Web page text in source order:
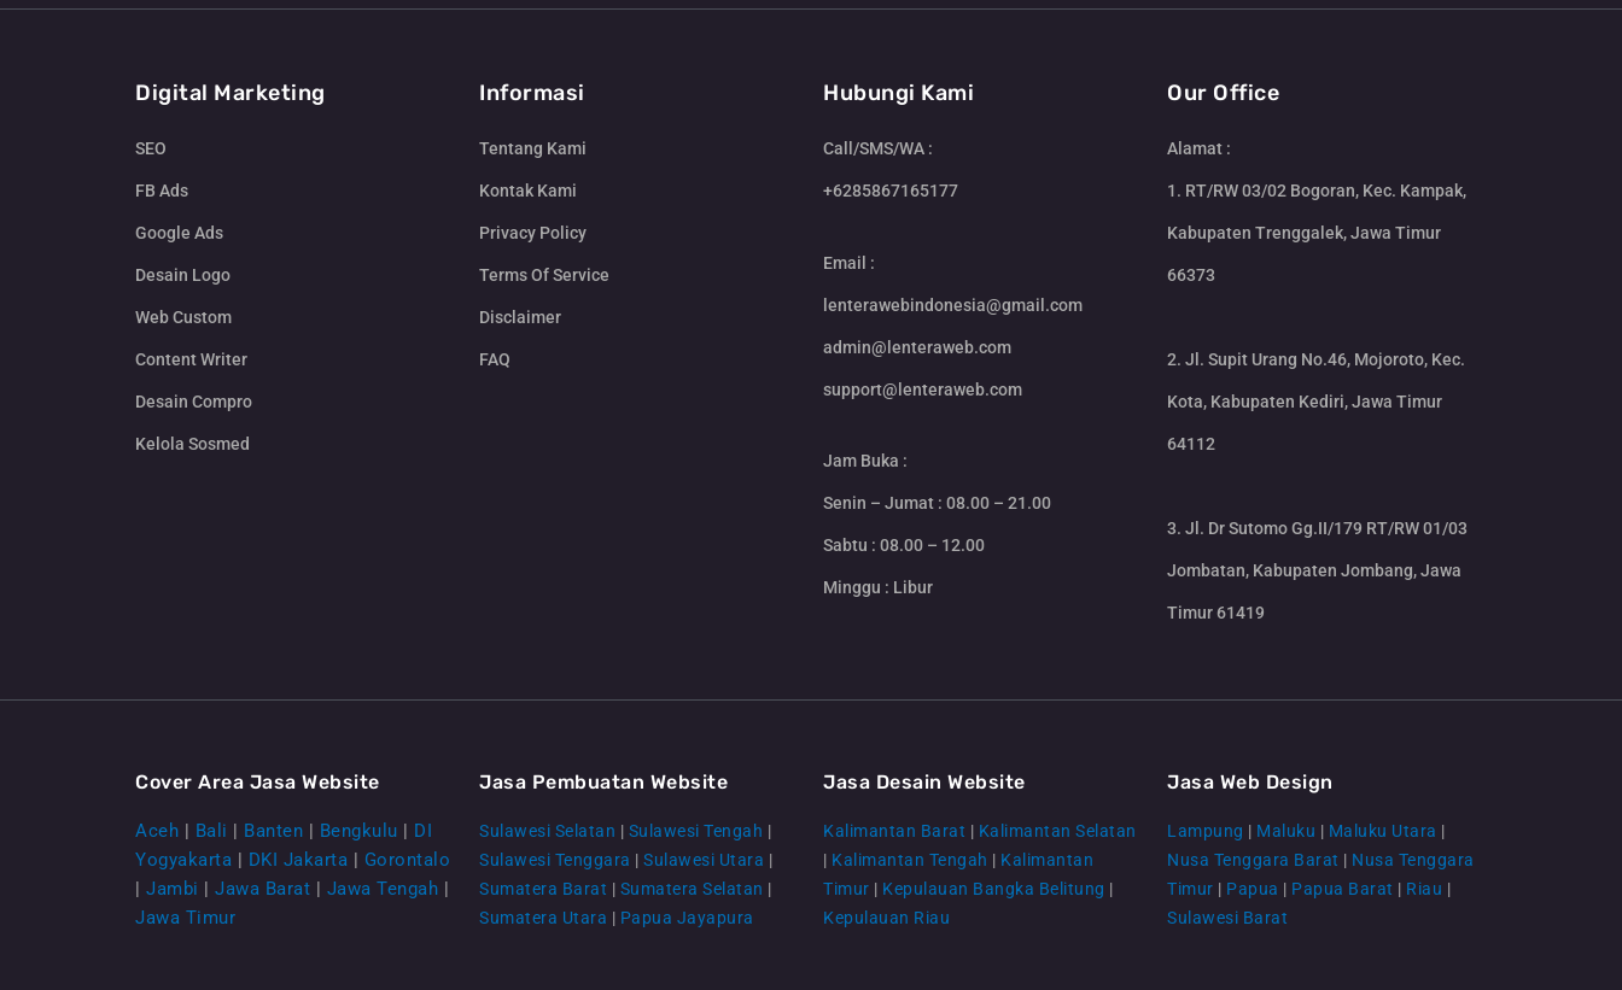
Digital Marketing
SEO
FB Ads
Google Ads
Desain Logo
Web Custom
Content Writer
Desain Compro
Kelola Sosmed
Informasi
Tentang Kami
Kontak Kami
Privacy Policy
Terms Of Service
Disclaimer
FAQ
Hubungi Kami
Call/SMS/WA :
+6285867165177
Email :
lenterawebindonesia@gmail.com
admin@lenteraweb.com
support@lenteraweb.com
Jam Buka :
Senin – Jumat : 08.00 – 21.00
Sabtu : 08.00 – 12.00
Minggu : Libur
Our Office
Alamat :
1. RT/RW 03/02 Bogoran, Kec. Kampak,
Kabupaten Trenggalek, Jawa Timur
66373
2. Jl. Supit Urang No.46, Mojoroto, Kec.
Kota, Kabupaten Kediri, Jawa Timur
64112
3. Jl. Dr Sutomo Gg.II/179 RT/RW 01/03
Jombatan, Kabupaten Jombang, Jawa
Timur 61419
Cover Area Jasa Website
Aceh | Bali | Banten | Bengkulu | DI
Yogyakarta | DKI Jakarta | Gorontalo
| Jambi | Jawa Barat | Jawa Tengah |
Jawa Timur
Jasa Pembuatan Website
Sulawesi Selatan | Sulawesi Tengah |
Sulawesi Tenggara | Sulawesi Utara |
Sumatera Barat | Sumatera Selatan |
Sumatera Utara | Papua Jayapura
Jasa Desain Website
Kalimantan Barat | Kalimantan Selatan
| Kalimantan Tengah | Kalimantan
Timur | Kepulauan Bangka Belitung |
Kepulauan Riau
Jasa Web Design
Lampung | Maluku | Maluku Utara |
Nusa Tenggara Barat | Nusa Tenggara
Timur | Papua | Papua Barat | Riau |
Sulawesi Barat